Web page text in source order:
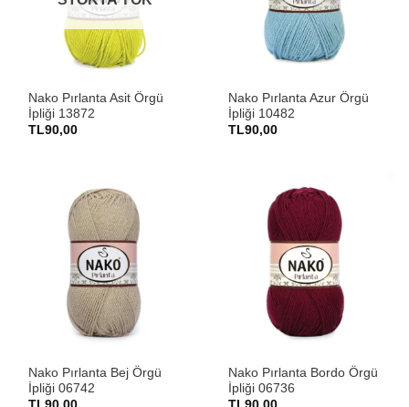
Nako Pırlanta Asit Örgü
İpliği 13872
TL90,00
Nako Pırlanta Azur Örgü
İpliği 10482
TL90,00
Nako Pırlanta Bej Örgü
İpliği 06742
Nako Pırlanta Bordo Örgü
İpliği 06736